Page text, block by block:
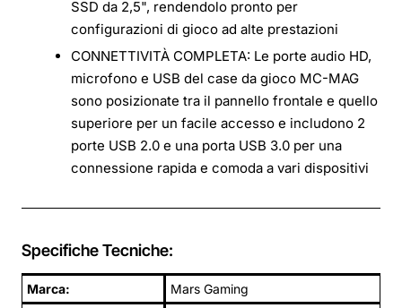
SSD da 2,5", rendendolo pronto per
configurazioni di gioco ad alte prestazioni
CONNETTIVITÀ COMPLETA: Le porte audio HD,
microfono e USB del case da gioco MC-MAG
sono posizionate tra il pannello frontale e quello
superiore per un facile accesso e includono 2
porte USB 2.0 e una porta USB 3.0 per una
connessione rapida e comoda a vari dispositivi
Specifiche Tecniche:
Marca:
Mars Gaming